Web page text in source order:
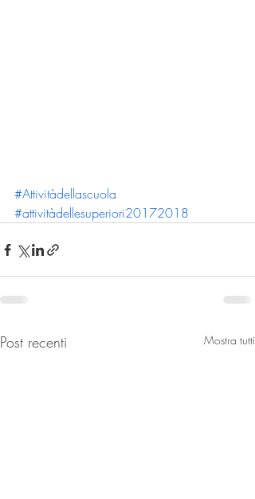
#Attivitàdellascuola
#attivitàdellesuperiori20172018
Post recenti Mostra tutti